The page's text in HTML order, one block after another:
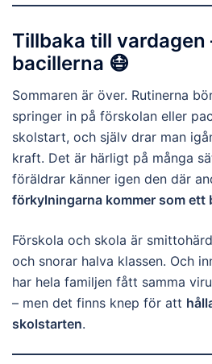
Tillbaka till vardagen
bacillerna 😷
Sommaren är över. Rutinerna
springer in på förskolan eller
skolstart, och själv drar man
kraft. Det är härligt på många
föräldrar känner igen den där
förkylningarna kommer som ett
Förskola och skola är
och snorar halva klassen. Och
har hela familjen fått samma
– men det finns knep för att
skolstarten.